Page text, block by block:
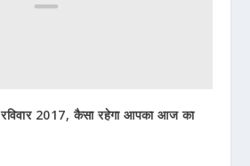
2017, कैसा रहेगा आपका आज का